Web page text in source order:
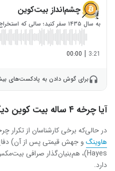
چشم‌انداز بیت‌کوین
به سال ۱۴۳۵ سفر کنید؛ سالی که استخراج بیت‌کوین به پایان می‌رسد!
3:21
|
00:00
برای گوش دادن به پادکست‌های
آیا چرخه ۴ ساله بیت ‌کوین دیگر کارایی ندارد؟
در حالی‌که برخی کارشناسان از تکرار
هاوینگ
دارد.